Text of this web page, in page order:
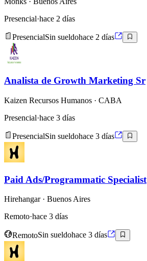
Presencial·hace 2 días
PresencialSin sueldohace 2 días
Analista de Growth Marketing Sr
Kaizen Recursos Humanos · CABA
Presencial·hace 3 días
PresencialSin sueldohace 3 días
Paid Ads/Programmatic Specialist
Hirehangar· Buenos Aires
Remoto·hace 3 días
RemotoSin sueldohace 3 días